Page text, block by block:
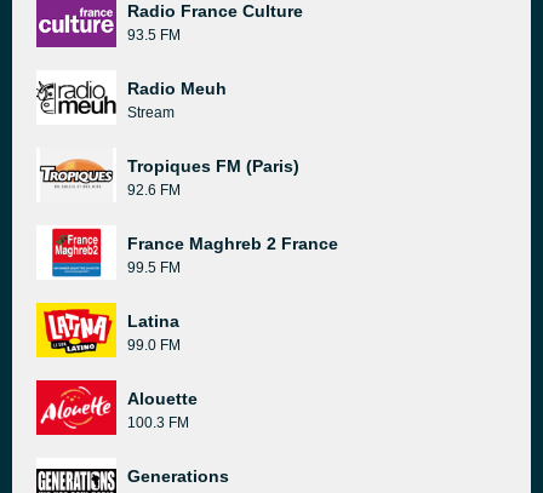
Radio France Culture
93.5 FM
Radio Meuh
Stream
Tropiques FM (Paris)
92.6 FM
France Maghreb 2 France
99.5 FM
Latina
99.0 FM
Alouette
100.3 FM
Generations